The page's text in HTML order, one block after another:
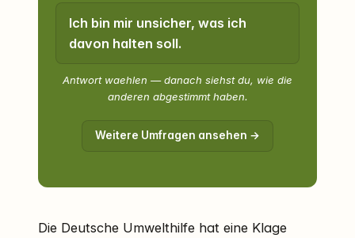
Ich bin mir unsicher, was ich
davon halten soll.
Antwort waehlen — danach siehst du, wie die
anderen abgestimmt haben.
Weitere Umfragen ansehen →
Die Deutsche Umwelthilfe hat eine Klage